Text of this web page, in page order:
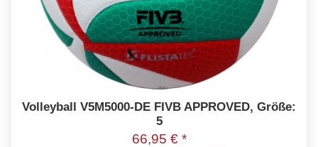
Volleyball V5M5000-DE FIVB APPROVED, Größe:
5
66,95 € *